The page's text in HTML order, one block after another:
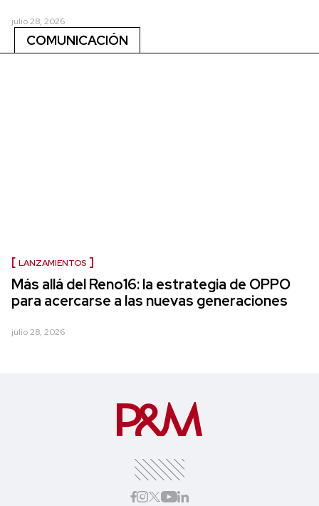
julio 28, 2026
COMUNICACIÓN
LANZAMIENTOS
Más allá del Reno16: la estrategia de OPPO
para acercarse a las nuevas generaciones
julio 28, 2026